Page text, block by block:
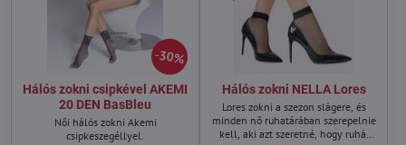
30%
Hálós zokni csipkével AKEMI
20 DEN BasBleu
Női hálós zokni Akemi
csipkeszegéllyel.
Hálós zokni NELLA Lores
Lores zokni a szezon slágere, és
minden nő ruhatárában szerepelnie
kell, aki azt szeretné, hogy ruhái